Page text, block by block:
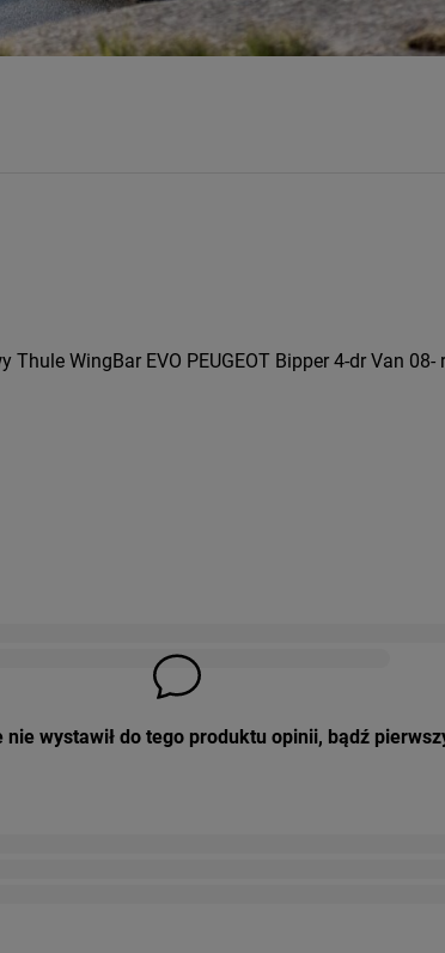
WingBar EVO PEUGEOT Bipper 4-dr Van 08-
nie wystawił do tego produktu opinii, bądź